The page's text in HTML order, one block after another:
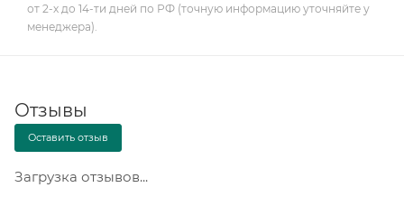
от 2-х до 14-ти дней по РФ (точную информацию уточняйте у
менеджера).
Отзывы
Оставить отзыв
Загрузка отзывов...